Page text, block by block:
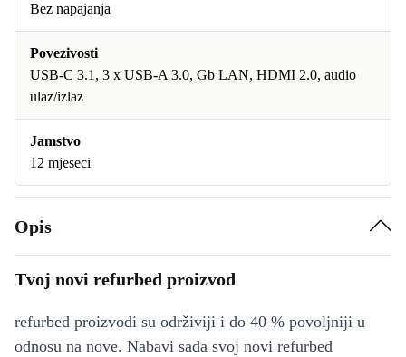
Bez napajanja
Povezivosti
USB-C 3.1, 3 x USB-A 3.0, Gb LAN, HDMI 2.0, audio
ulaz/izlaz
Jamstvo
12 mjeseci
Opis
Tvoj novi refurbed proizvod
refurbed proizvodi su održiviji i do 40 % povoljniji u
odnosu na nove. Nabavi sada svoj novi refurbed